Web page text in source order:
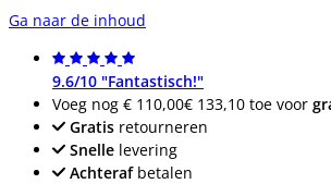
Ga naar de inhoud
9.6/10 "Fantastisch!"
Voeg nog € 110,00€ 133,10 toe voor
Gratis retourneren
Snelle levering
Achterafbetalen